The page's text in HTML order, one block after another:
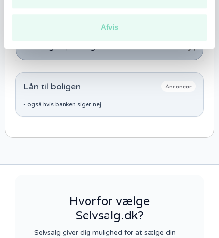
Afvis
Se boligen på Boliga
Lån til boligen Annoncør
- også hvis banken siger nej
Hvorfor vælge
Selvsalg.dk?
Selvsalg giver dig mulighed for at sælge din